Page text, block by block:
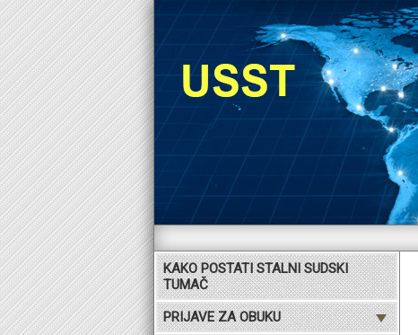
KAKO POSTATI STALNI SUDSKI
TUMAČ
PRIJAVE ZA OBUKU